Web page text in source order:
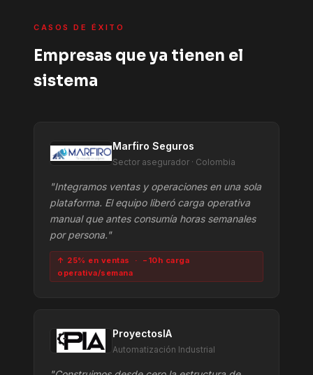
CASOS DE ÉXITO
Empresas que ya tienen el
sistema
Marfiro Seguros
Sector asegurador · Colombia
"Integramos ventas y operaciones en una sola
plataforma. El equipo liberó carga operativa
manual que antes consumía horas semanales
por persona."
↑ 25% en ventas · −10h carga
operativa/semana
ProyectosIA
Automatización Industrial